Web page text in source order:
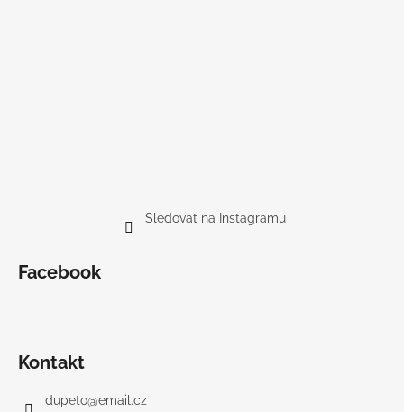
Sledovat na Instagramu
Facebook
Kontakt
dupeto@email.cz